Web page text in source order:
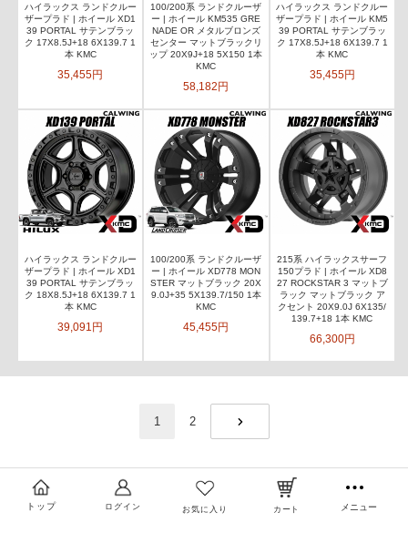
ハイラックス ランドクルー
ザープラド | ホイール XD1
39 PORTAL サテンブラッ
ク 17X8.5J+18 6X139.7 1
本 KMC
35,455円
100/200系 ランドクルーザ
ー | ホイール KM535 GRE
NADE OR メタルブロンズ
センター マットブラックリ
ップ 20X9J+18 5X150 1本
KMC
58,182円
ハイラックス ランドクルー
ザープラド | ホイール KM5
39 PORTAL サテンブラッ
ク 17X8.5J+18 6X139.7 1
本 KMC
35,455円
ハイラックス ランドクルー
ザープラド | ホイール XD1
39 PORTAL サテンブラッ
ク 18X8.5J+18 6X139.7 1
本 KMC
39,091円
100/200系 ランドクルーザ
ー | ホイール XD778 MON
STER マットブラック 20X
9.0J+35 5X139.7/150 1本
KMC
45,455円
215系 ハイラックスサーフ
150プラド | ホイール XD8
27 ROCKSTAR 3 マットブ
ラック マットブラック ア
クセント 20X9.0J 6X135/
139.7+18 1本 KMC
66,300円
1
2
トップ ログイン お気に入り カート メニュー